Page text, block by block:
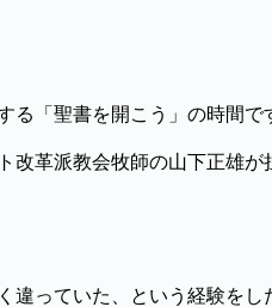
「聖書を開こう」の時間で
革派教会牧師の山下正雄が
っていた、という経験をし